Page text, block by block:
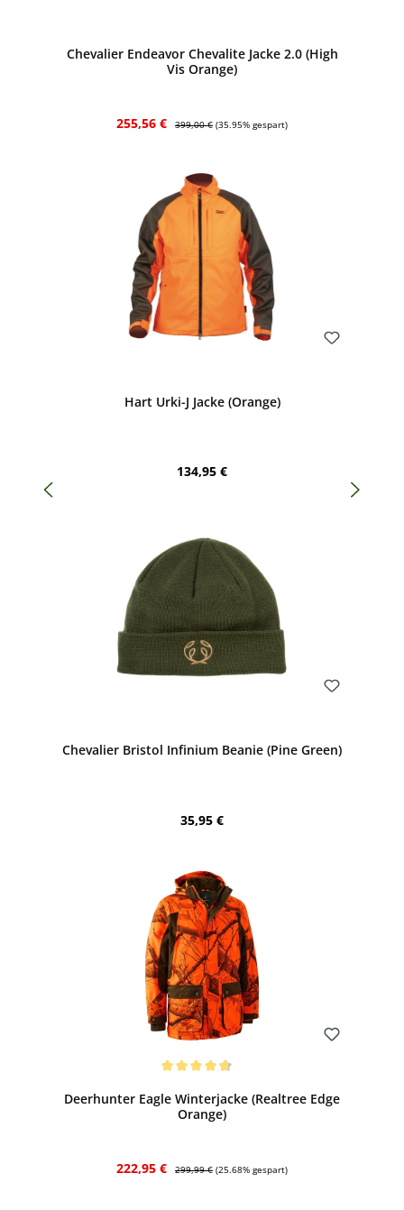
Chevalier Endeavor Chevalite Jacke 2.0 (High
Vis Orange)
Verkaufspreis:
255,56 € Regulärer Preis:
399,00 € (35.95% gespart)
Hart Urki-J Jacke (Orange)
Regulärer Preis:
134,95 €
Chevalier Bristol Infinium Beanie (Pine Green)
Regulärer Preis:
35,95 €
Deerhunter Eagle Winterjacke (Realtree Edge
Orange)
Verkaufspreis:
222,95 € Regulärer Preis:
299,99 € (25.68% gespart)